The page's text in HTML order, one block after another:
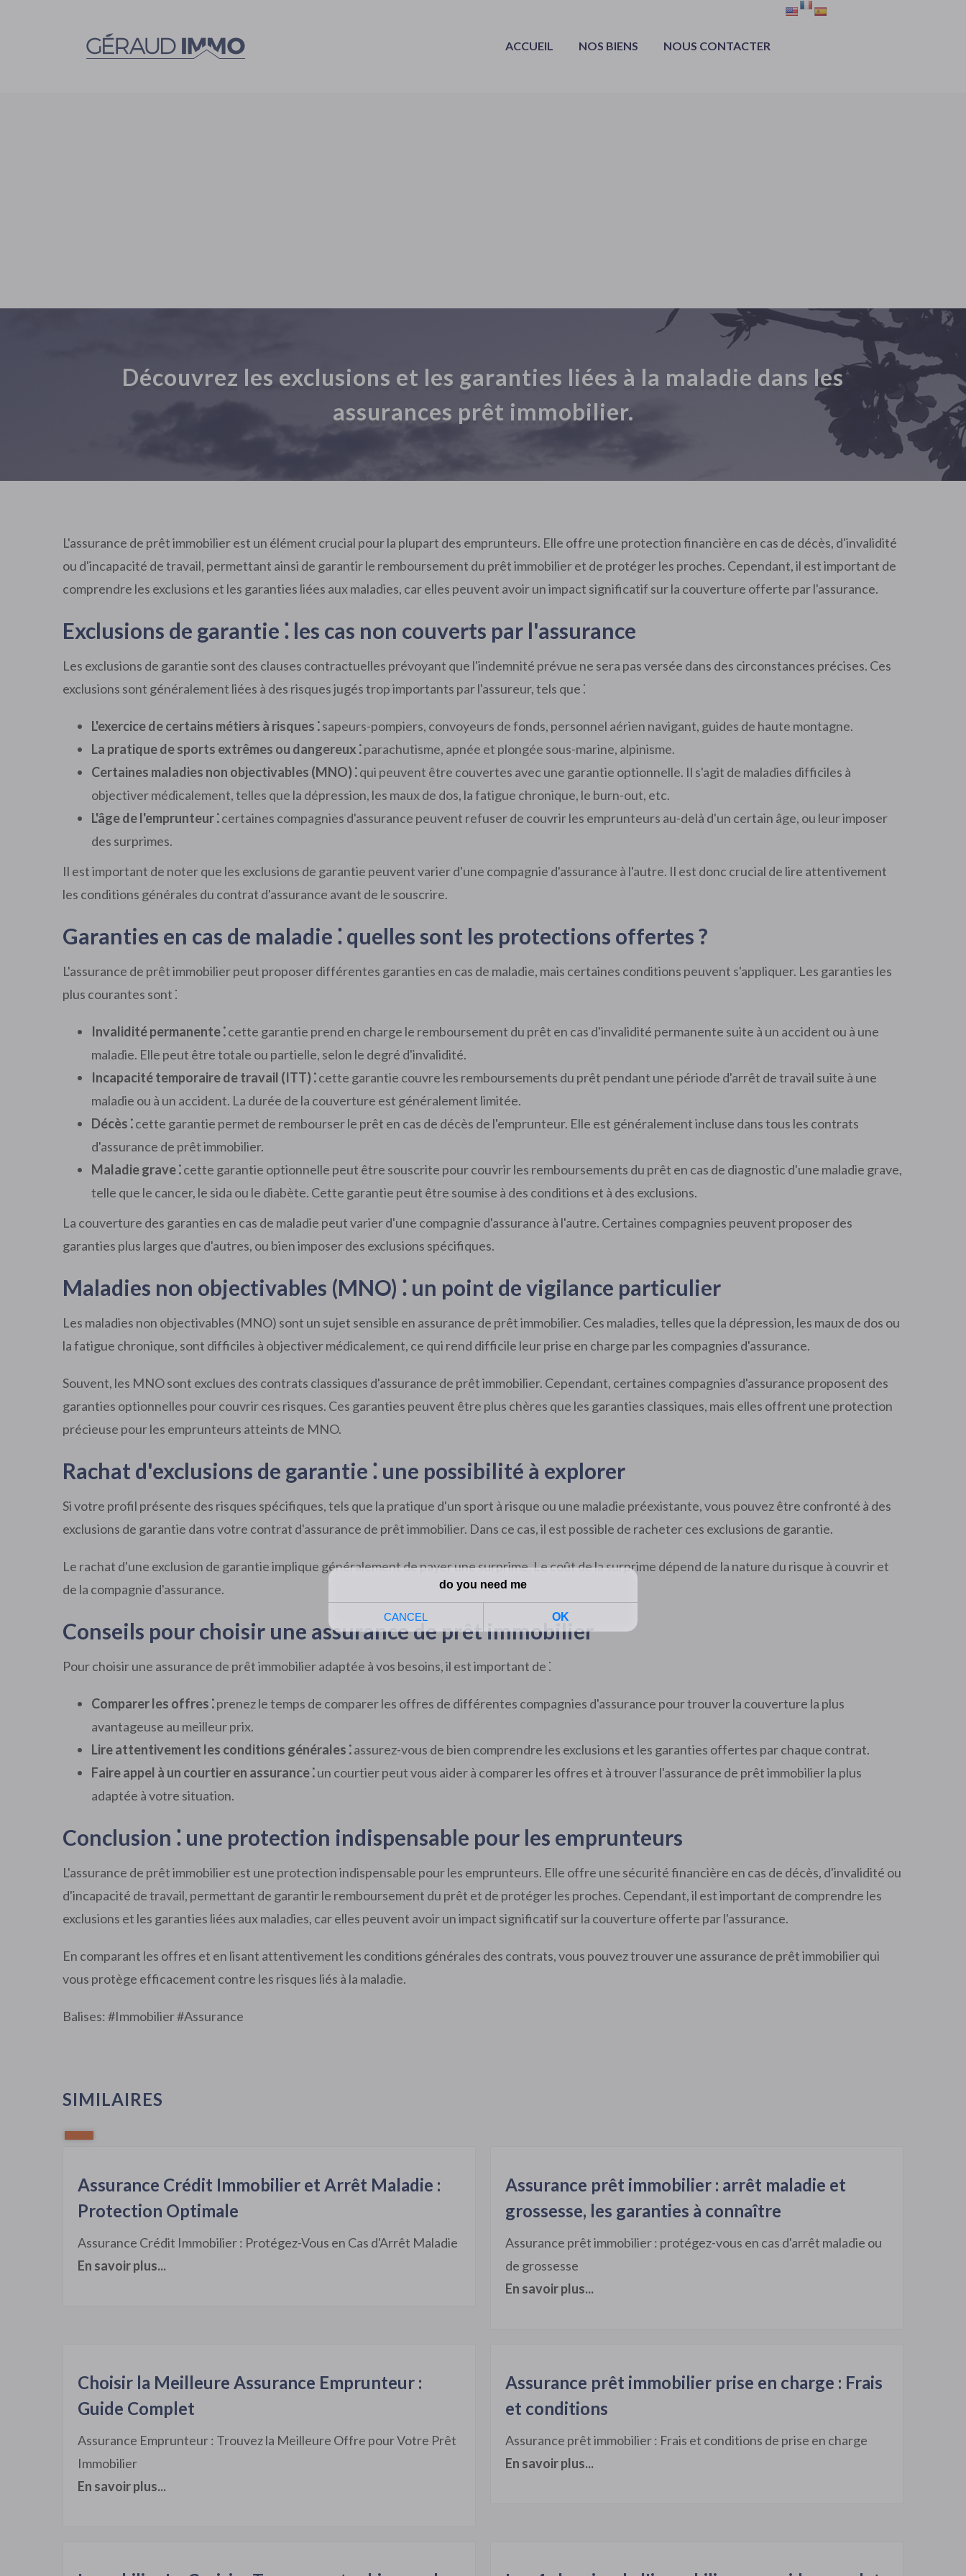
ACCUEIL NOS BIENS NOUS CONTACTER
Découvrez les exclusions et les garanties liées à la maladie dans les
assurances prêt immobilier.
L'assurance de prêt immobilier est un élément crucial pour la plupart des emprunteurs. Elle offre une protection financière en cas de décès, d'invalidité
ou d'incapacité de travail, permettant ainsi de garantir le remboursement du prêt immobilier et de protéger les proches. Cependant, il est important de
comprendre les exclusions et les garanties liées aux maladies, car elles peuvent avoir un impact significatif sur la couverture offerte par l'assurance.
Exclusions de garantie ⁚ les cas non couverts par l'assurance
Les exclusions de garantie sont des clauses contractuelles prévoyant que l'indemnité prévue ne sera pas versée dans des circonstances précises. Ces
exclusions sont généralement liées à des risques jugés trop importants par l'assureur, tels que ⁚
L'exercice de certains métiers à risques ⁚sapeurs-pompiers, convoyeurs de fonds, personnel aérien navigant, guides de haute montagne.
La pratique de sports extrêmes ou dangereux ⁚parachutisme, apnée et plongée sous-marine, alpinisme.
Certaines maladies non objectivables (MNO) ⁚qui peuvent être couvertes avec une garantie optionnelle. Il s'agit de maladies difficiles à
objectiver médicalement, telles que la dépression, les maux de dos, la fatigue chronique, le burn-out, etc.
L'âge de l'emprunteur ⁚certaines compagnies d'assurance peuvent refuser de couvrir les emprunteurs au-delà d'un certain âge, ou leur imposer
des surprimes.
Il est important de noter que les exclusions de garantie peuvent varier d'une compagnie d'assurance à l'autre. Il est donc crucial de lire attentivement
les conditions générales du contrat d'assurance avant de le souscrire.
Garanties en cas de maladie ⁚ quelles sont les protections offertes ?
L'assurance de prêt immobilier peut proposer différentes garanties en cas de maladie, mais certaines conditions peuvent s'appliquer. Les garanties les
plus courantes sont ⁚
Invalidité permanente ⁚cette garantie prend en charge le remboursement du prêt en cas d'invalidité permanente suite à un accident ou à une
maladie. Elle peut être totale ou partielle, selon le degré d'invalidité.
Incapacité temporaire de travail (ITT) ⁚cette garantie couvre les remboursements du prêt pendant une période d'arrêt de travail suite à une
maladie ou à un accident. La durée de la couverture est généralement limitée.
Décès ⁚cette garantie permet de rembourser le prêt en cas de décès de l'emprunteur. Elle est généralement incluse dans tous les contrats
d'assurance de prêt immobilier.
Maladie grave ⁚cette garantie optionnelle peut être souscrite pour couvrir les remboursements du prêt en cas de diagnostic d'une maladie grave,
telle que le cancer, le sida ou le diabète. Cette garantie peut être soumise à des conditions et à des exclusions.
La couverture des garanties en cas de maladie peut varier d'une compagnie d'assurance à l'autre. Certaines compagnies peuvent proposer des
garanties plus larges que d'autres, ou bien imposer des exclusions spécifiques.
Maladies non objectivables (MNO) ⁚ un point de vigilance particulier
Les maladies non objectivables (MNO) sont un sujet sensible en assurance de prêt immobilier. Ces maladies, telles que la dépression, les maux de dos ou
la fatigue chronique, sont difficiles à objectiver médicalement, ce qui rend difficile leur prise en charge par les compagnies d'assurance.
Souvent, les MNO sont exclues des contrats classiques d'assurance de prêt immobilier. Cependant, certaines compagnies d'assurance proposent des
garanties optionnelles pour couvrir ces risques. Ces garanties peuvent être plus chères que les garanties classiques, mais elles offrent une protection
précieuse pour les emprunteurs atteints de MNO.
Rachat d'exclusions de garantie ⁚ une possibilité à explorer
Si votre profil présente des risques spécifiques, tels que la pratique d'un sport à risque ou une maladie préexistante, vous pouvez être confronté à des
exclusions de garantie dans votre contrat d'assurance de prêt immobilier. Dans ce cas, il est possible de racheter ces exclusions de garantie.
Le rachat d'une exclusion de garantie implique généralement de payer une surprime. Le coût de la surprime dépend de la nature du risque à couvrir et
de la compagnie d'assurance.
Conseils pour choisir une assurance de prêt immobilier
Pour choisir une assurance de prêt immobilier adaptée à vos besoins, il est important de ⁚
Comparer les offres ⁚prenez le temps de comparer les offres de différentes compagnies d'assurance pour trouver la couverture la plus
avantageuse au meilleur prix.
Lire attentivement les conditions générales ⁚assurez-vous de bien comprendre les exclusions et les garanties offertes par chaque contrat.
Faire appel à un courtier en assurance ⁚un courtier peut vous aider à comparer les offres et à trouver l'assurance de prêt immobilier la plus
adaptée à votre situation.
Conclusion ⁚ une protection indispensable pour les emprunteurs
L'assurance de prêt immobilier est une protection indispensable pour les emprunteurs. Elle offre une sécurité financière en cas de décès, d'invalidité ou
d'incapacité de travail, permettant de garantir le remboursement du prêt et de protéger les proches. Cependant, il est important de comprendre les
exclusions et les garanties liées aux maladies, car elles peuvent avoir un impact significatif sur la couverture offerte par l'assurance.
En comparant les offres et en lisant attentivement les conditions générales des contrats, vous pouvez trouver une assurance de prêt immobilier qui
vous protège efficacement contre les risques liés à la maladie.
Balises: #Immobilier#Assurance
SIMILAIRES
Assurance Crédit Immobilier et Arrêt Maladie :
Protection Optimale
Assurance Crédit Immobilier : Protégez-Vous en Cas d'Arrêt Maladie
En savoir plus...
Assurance prêt immobilier : arrêt maladie et
grossesse, les garanties à connaître
Assurance prêt immobilier : protégez-vous en cas d'arrêt maladie ou
de grossesse
En savoir plus...
Choisir la Meilleure Assurance Emprunteur :
Guide Complet
Assurance Emprunteur : Trouvez la Meilleure Offre pour Votre Prêt
Immobilier
En savoir plus...
Assurance prêt immobilier prise en charge : Frais
et conditions
Assurance prêt immobilier : Frais et conditions de prise en charge
En savoir plus...